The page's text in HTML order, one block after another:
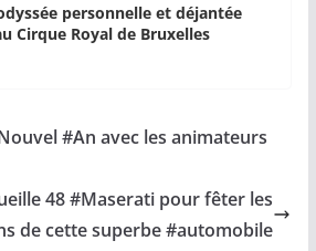
personnelle et déjantée
Cirque Royal de Bruxelles
#An avec les animateurs
48 #Maserati pour fêter les
de cette superbe #automobile